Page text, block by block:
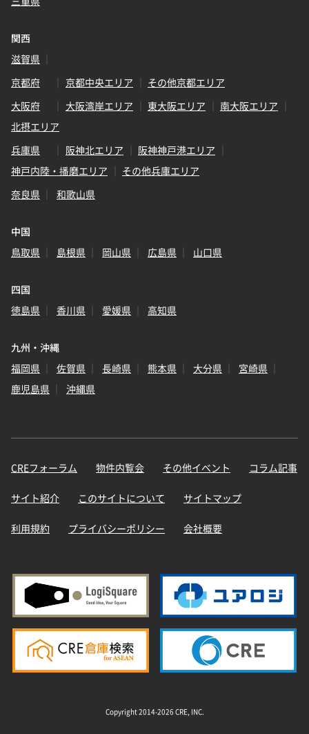
関西
滋賀県
京都府
京都中央エリア
その他京都エリア
大阪府
大阪湾岸エリア 東大阪エリア
南大阪エリア
北摂エリア
兵庫県
阪神北エリア
阪神神戸港エリア
神戸内陸・播磨エリア
その他兵庫エリア
奈良県
和歌山県
中国
鳥取県
島根県 岡山県 広島県 山口県
四国
徳島県
香川県 愛媛県 高知県
九州・沖縄
福岡県
佐賀県 長崎県 熊本県 大分県
宮崎県
鹿児島県
沖縄県
CREフォーラム 物件内覧会 その他イベント コラム記事
サイト紹介 このサイトについて サイトマップ
利用規約 プライバシーポリシー 会社概要
Copyright 2014-2026 CRE, INC.